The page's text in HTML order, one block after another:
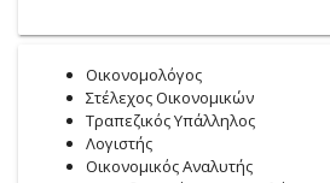
Οικονομολόγος
Στέλεχος Οικονομικών
Τραπεζικός Υπάλληλος
Λογιστής
Οικονομικός Αναλυτής